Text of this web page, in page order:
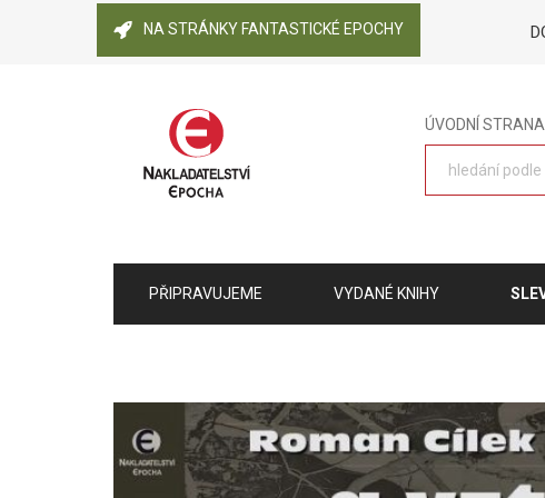
NA STRÁNKY FANTASTICKÉ EPOCHY
ÚVODNÍ STRANA
PŘIPRAVUJEME VYDANÉ KNIHY